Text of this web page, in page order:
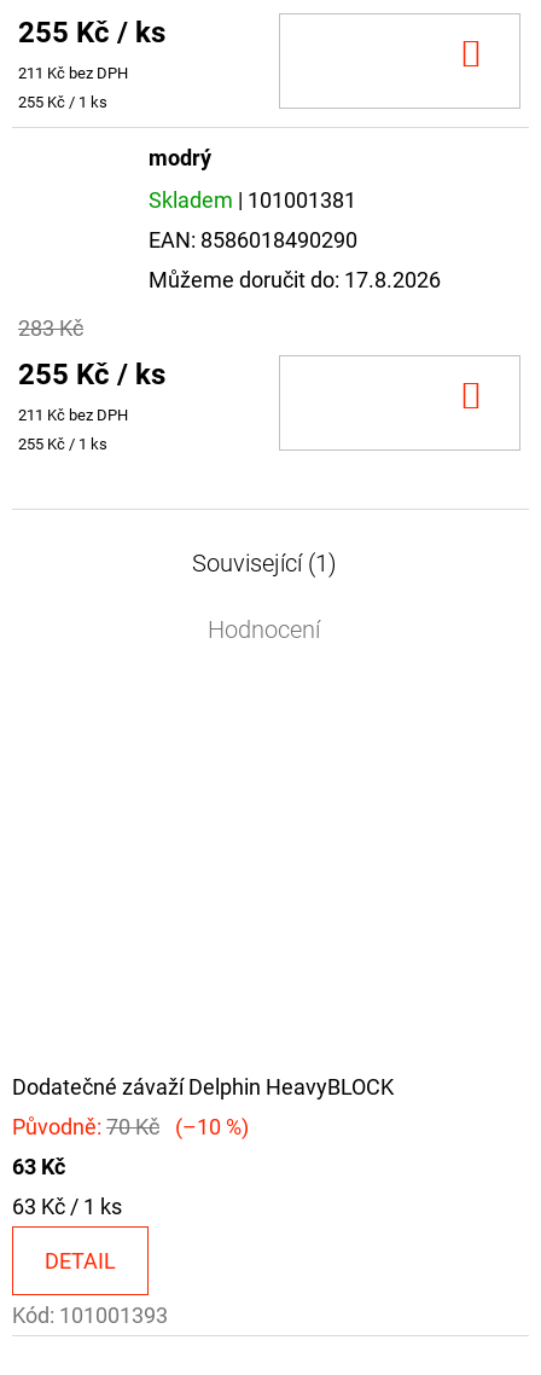
255 Kč / ks
211 Kč bez DPH
Měrná
cena:
255 Kč / 1 ks
modrý
Skladem | 101001381
EAN: 8586018490290
Můžeme doručit do: 17.8.2026
283 Kč
255 Kč / ks
211 Kč bez DPH
Měrná
255 Kč / 1 ks
Související (1)
Hodnocení
Dodatečné závaží Delphin HeavyBLOCK
Původně: 70 Kč
(–10 %)
63 Kč
Měrná
63 Kč / 1 ks
DETAIL
Kód: 101001393